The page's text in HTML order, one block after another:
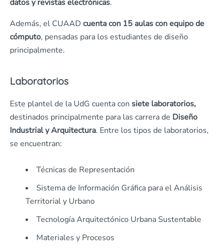
datos y revistas electrónicas.
Además, el CUAAD cuenta con 15 aulas con equipo de
cómputo, pensadas para los estudiantes de diseño
principalmente.
Laboratorios
Este plantel de la UdG cuenta con siete laboratorios,
destinados principalmente para las carrera de Diseño
Industrial y Arquitectura. Entre los tipos de laboratorios,
se encuentran:
Técnicas de Representación
Sistema de Información Gráfica para el Análisis
Territorial y Urbano
Tecnología Arquitectónico Urbana Sustentable
Materiales y Procesos